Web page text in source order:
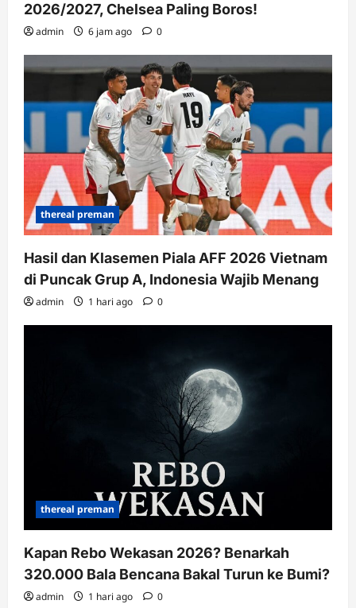
2026/2027, Chelsea Paling Boros!
admin 6 jam ago 0
thereal preman
Hasil dan Klasemen Piala AFF 2026 Vietnam
di Puncak Grup A, Indonesia Wajib Menang
admin 1 hari ago 0
thereal preman
Kapan Rebo Wekasan 2026? Benarkah
320.000 Bala Bencana Bakal Turun ke Bumi?
admin 1 hari ago 0